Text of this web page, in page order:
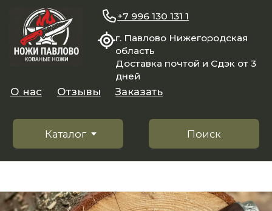
область
Доставка почтой и Сдэк от 3
Поиск
Каталог
Заказать
+7 996 130 131 1